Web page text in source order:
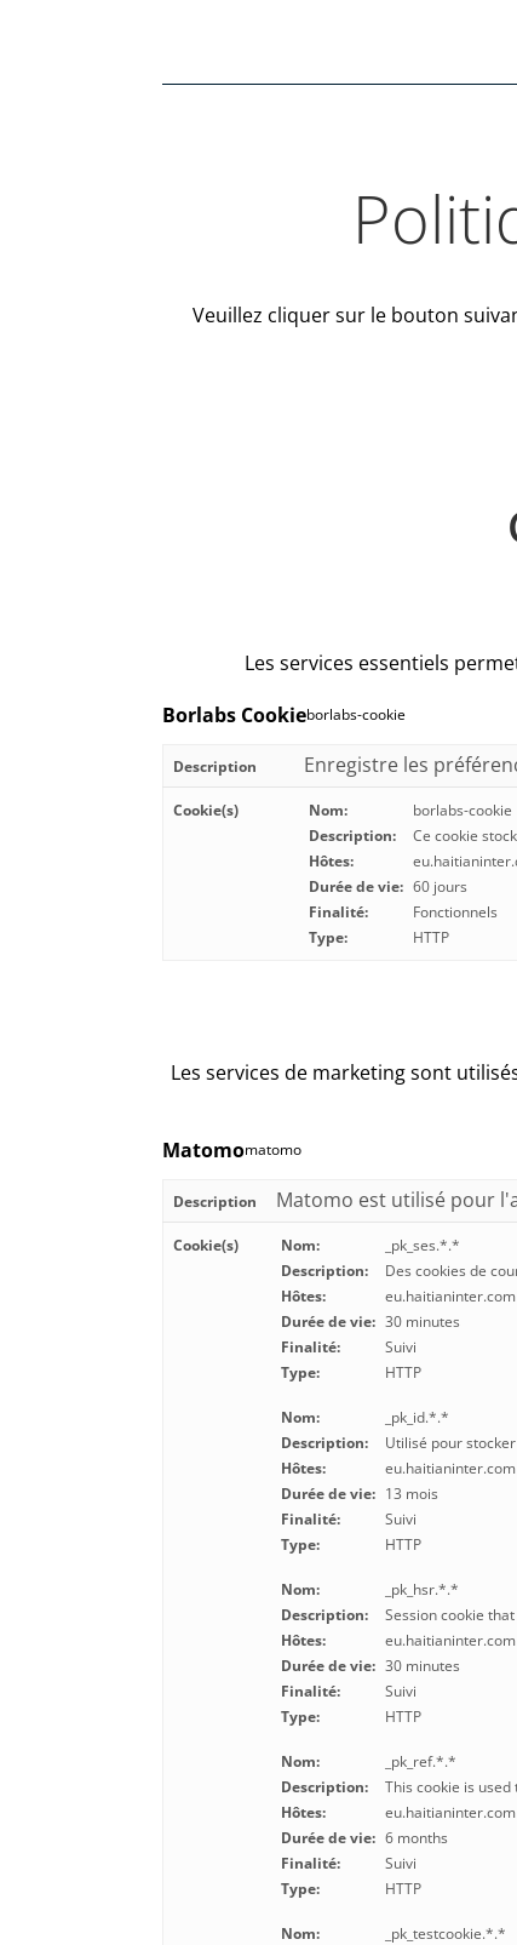
Veuillez cliquer sur le bouton
Les services essentiels
Borlabs Cookieborlabs-cookie
Description Enregistre les
Cookie(s) Nom:
borlabs-cookie
Description:
Ce cookie
Hôtes:
Durée de vie: 60 jours
Finalité:
Fonctionnels
Type:
HTTP
Les services de marketing sont
Matomomatomo
Description Matomo est utilisé pour
Cookie(s) Nom:
_pk_ses.*.*
Description:
Des cookies de
Hôtes:
eu.haitianinter.com
Durée de vie: 30 minutes
Finalité:
Suivi
Type:
HTTP
Nom:
_pk_id.*.*
Description:
Utilisé pour
Hôtes:
eu.haitianinter.com
Durée de vie: 13 mois
Finalité:
Suivi
Type:
HTTP
Nom:
_pk_hsr.*.*
Description:
Session cookie
Hôtes:
eu.haitianinter.com
Durée de vie: 30 minutes
Finalité:
Suivi
Type:
HTTP
Nom:
_pk_ref.*.*
Description:
This cookie is
Hôtes:
eu.haitianinter.com
Durée de vie: 6 months
Finalité:
Suivi
Type:
HTTP
Nom:
_pk_testcookie.*.*